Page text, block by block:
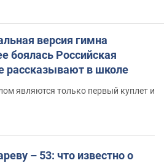
версия гимна
боялась Российская
рассказывают в школе
являются только первый куплет и
– 53: что известно о